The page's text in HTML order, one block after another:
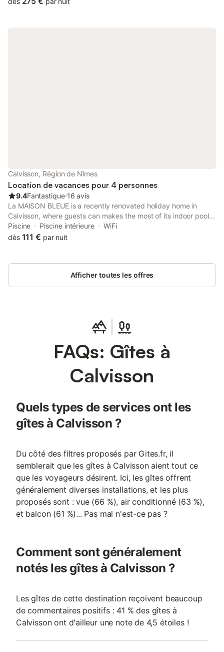
recharge véhicules électriques. ACCESSIBILITES : - Accès aux 3
moulins de Calvisson, par sentier pédestre/ VTT et
Calvisson, Région de Nîmes
Location de vacances pour 4 personnes
9.4Fantastique⋅16 avis
La MAISON BLEUE is a recently renovated holiday home in
Calvisson, where guests can makes the most of its indoor pool,
open-air bath and bar.
Piscine Piscine intérieure
WiFi
dès 111 € par nuit
Afficher toutes les offres
FAQs: Gîtes à
Calvisson
Quels types de services ont les
gîtes à Calvisson ?
Du côté des filtres proposés par Gites.fr, il
semblerait que les gîtes à Calvisson aient tout ce
que les voyageurs désirent. Ici, les gîtes offrent
généralement diverses installations, et les plus
proposés sont : vue (66 %), air conditionné (63 %),
et balcon (61 %)... Pas mal n'est-ce pas ?
Comment sont généralement
notés les gîtes à Calvisson ?
Les gîtes de cette destination reçoivent beaucoup
de commentaires positifs : 41 % des gîtes à
Calvisson ont d'ailleur une note de 4,5 étoiles !